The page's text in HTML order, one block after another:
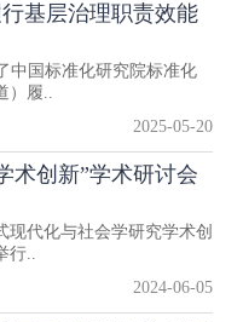
基层治理职责效能
中国标准化研究院标准化
）履..
2025-05-20
术创新”学术研讨会
现代化与社会学研究学术创
行..
2024-06-05